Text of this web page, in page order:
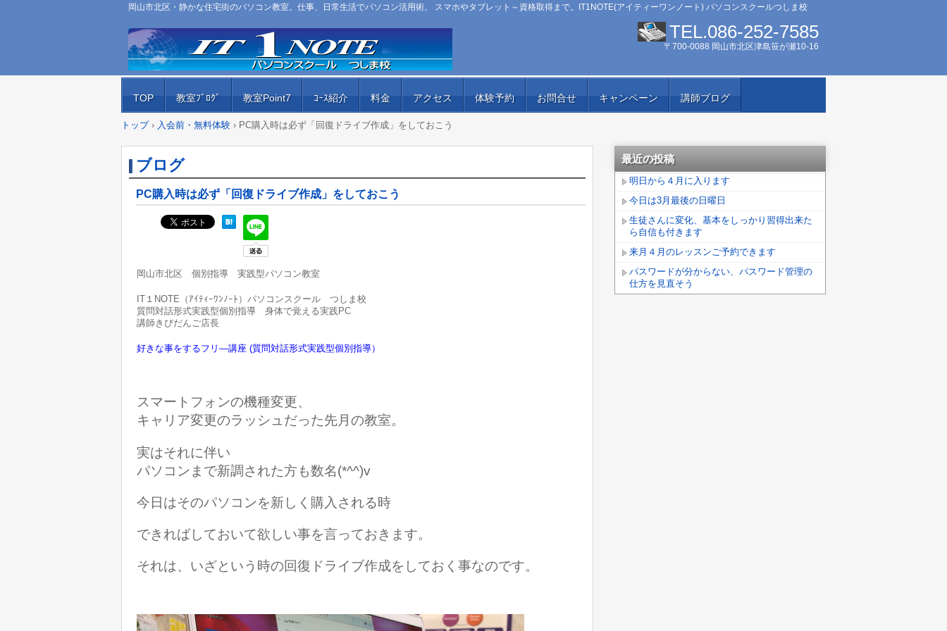
岡山市北区・静かな住宅街のパソコン教室。仕事、日常生活でパソコン活用術。 スマホやタブレット～資格取得まで。IT1NOTE(アイティーワンノート) パソコンスクールつしま校
TEL.086-252-7585
〒700-0088 岡山市北区津島笹が瀬10-16
TOP 教室ﾌﾞﾛｸﾞ 教室Point7 ｺｰｽ紹介 料金 アクセス 体験予約 お問合せ キャンペーン 講師ブログ
トップ› 入会前・無料体験 › PC購入時は必ず「回復ドライブ作成」をしておこう
ブログ
PC購入時は必ず「回復ドライブ作成」をしておこう
岡山市北区 個別指導 実践型パソコン教室
IT１NOTE（ｱｲﾃｨｰﾜﾝﾉｰﾄ）パソコンスクール つしま校
質問対話形式実践型個別指導 身体で覚える実践PC
講師きびだんご店長
好きな事をするフリ―講座 (質問対話形式実践型個別指導）
スマートフォンの機種変更、
キャリア変更のラッシュだった先月の教室。
実はそれに伴い
パソコンまで新調された方も数名(*^^)v
今日はそのパソコンを新しく購入される時
できればしておいて欲しい事を言っておきます。
それは、いざという時の回復ドライブ作成をしておく事なのです。
最近の投稿
明日から４月に入ります
今日は3月最後の日曜日
生徒さんに変化、基本をしっかり習得出来た
ら自信も付きます
来月４月のレッスンご予約できます
パスワードが分からない、パスワード管理の
仕方を見直そう